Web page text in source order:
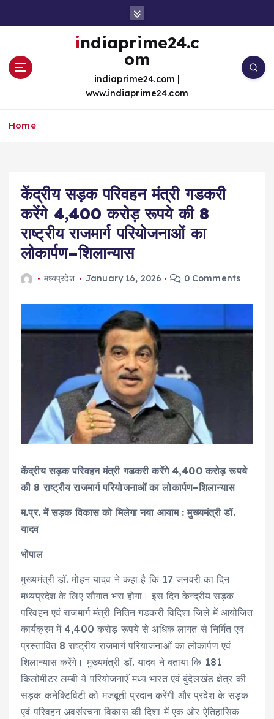
indiaprime24.c
om
indiaprime24.com |
www.indiaprime24.com
Home
केंद्रीय सड़क परिवहन मंत्री गडकरी
करेंगे 4,400 करोड़ रूपये की 8
राष्ट्रीय राजमार्ग परियोजनाओं का
लोकार्पण–शिलान्यास
मध्यप्रदेश January 16, 2026 0 Comments
केंद्रीय सड़क परिवहन मंत्री गडकरी करेंगे 4,400 करोड़ रूपये
की 8 राष्ट्रीय राजमार्ग परियोजनाओं का लोकार्पण–शिलान्यास
म.प्र. में सड़क विकास को मिलेगा नया आयाम : मुख्यमंत्री डॉ.
यादव
भोपाल
मुख्यमंत्री डॉ. मोहन यादव ने कहा है कि 17 जनवरी का दिन
मध्यप्रदेश के लिए सौगात भरा होगा। इस दिन केन्द्रीय सड़क
परिवहन एवं राजमार्ग मंत्री नितिन गडकरी विदिशा जिले में आयोजित
कार्यक्रम में 4,400 करोड़ रूपये से अधिक लागत से निर्मित एवं
प्रस्तावित 8 राष्ट्रीय राजमार्ग परियाजनाओं का लोकार्पण एवं
शिलान्यास करेंगे। मुख्यमंत्री डॉ. यादव ने बताया कि 181
किलोमीटर लम्बी ये परियोजनाएँ मध्य भारत एवं बुंदेलखंड क्षेत्र की
सड़क कनेक्टिविटी को मजबूती प्रदान करेंगी और प्रदेश के सड़क
एवं परिवहन अवसंरचना विकास की दिशा में एक ओर ऐतिहासिक